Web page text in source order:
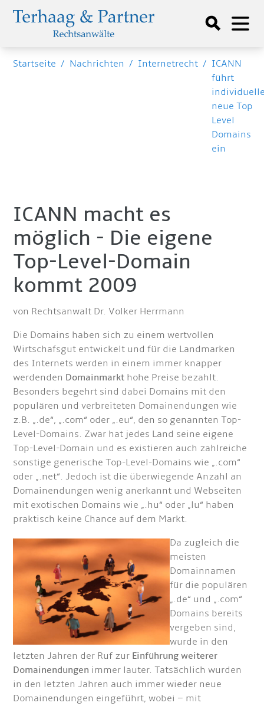
Startseite / Nachrichten / Internetrecht / ICANN
führt
neue Top
Level
Domains
ein
ICANN macht es
möglich - Die eigene
Top-Level-Domain
kommt 2009
von Rechtsanwalt Dr. Volker Herrmann
Die Domains haben sich zu einem wertvollen
Wirtschafsgut entwickelt und für die Landmarken
des Internets werden in einem immer knapper
werdenden Domainmarkt hohe Preise bezahlt.
Besonders begehrt sind dabei Domains mit den
populären und verbreiteten Domainendungen wie
z.B. „.de“, „.com“ oder „.eu“, den so genannten Top-
Level-Domains. Zwar hat jedes Land seine eigene
Top-Level-Domain und es existieren auch zahlreiche
sonstige generische Top-Level-Domains wie „.com“
oder „.net“. Jedoch ist die überwiegende Anzahl an
Domainendungen wenig anerkannt und Webseiten
mit exotischen Domains wie „.hu“ oder „lu“ haben
praktisch keine Chance auf dem Markt.
Da zugleich die
meisten
Domainnamen
für die populären
„.de“ und „.com“
Domains bereits
vergeben sind,
wurde in den
letzten Jahren der Ruf zur Einführung weiterer
Domainendungen immer lauter. Tatsächlich wurden
in den letzten Jahren auch immer wieder neue
Domainendungen eingeführt, wobei – mit